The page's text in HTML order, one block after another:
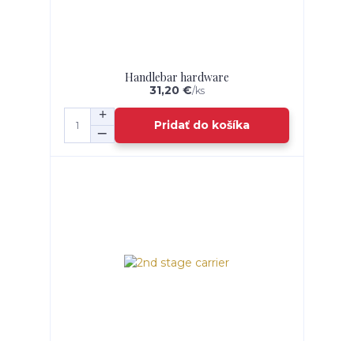
Handlebar hardware
31,20 €/ks
Pridať do košíka